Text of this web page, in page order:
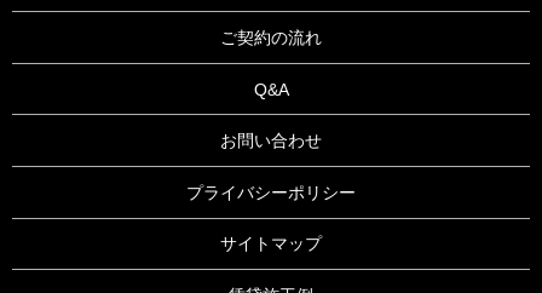
ご契約の流れ
Q&A
お問い合わせ
プライバシーポリシー
サイトマップ